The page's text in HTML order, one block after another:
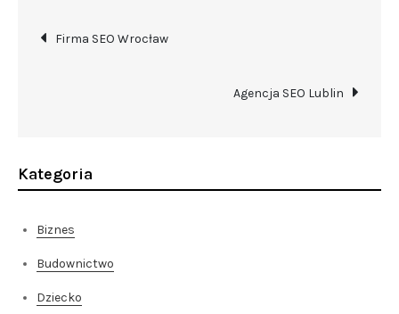
Nawigacja
Firma SEO Wrocław
Agencja SEO Lublin
Kategoria
Biznes
Budownictwo
Dziecko